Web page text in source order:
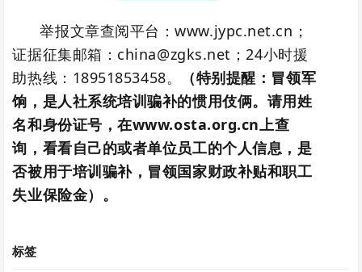
举报文章查阅平台：www.jypc.net.cn；
证据征集邮箱：china@zgks.net；24小时援
助热线：18951853458。
（特别提醒：冒领军
饷，是人社系统培训骗补的惯用伎俩。请用姓
名和身份证号，在www.osta.org.cn上查
询，看看自己的或者单位员工的个人信息，是
否被用于培训骗补，冒领国家财政补贴和职工
失业保险金）。
标签